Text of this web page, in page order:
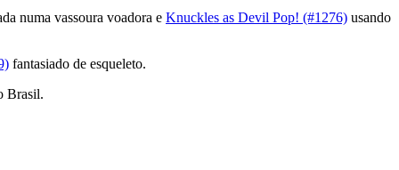
numa vassoura voadora e Knuckles as Devil Pop! (#1276) usando
fantasiado de esqueleto.
Brasil.